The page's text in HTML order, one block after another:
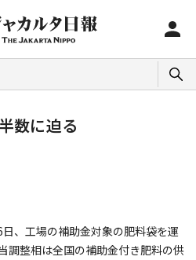
数に迫る
、工場の補助金対象の肥料袋を運
調整相は全国の補助金付き肥料の供